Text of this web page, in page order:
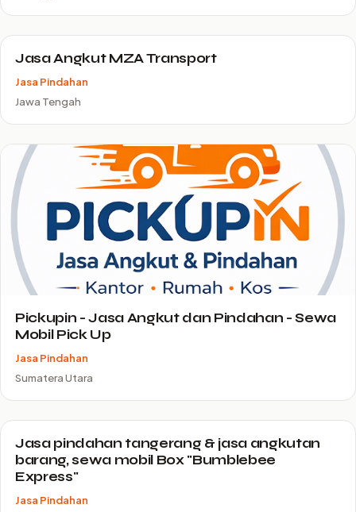
Jasa Angkut MZA Transport
Jasa Pindahan
Jawa Tengah
Pickupin - Jasa Angkut dan Pindahan - Sewa
Mobil Pick Up
Jasa Pindahan
Sumatera Utara
Jasa pindahan tangerang & jasa angkutan
barang, sewa mobil Box "Bumblebee
Express"
Jasa Pindahan